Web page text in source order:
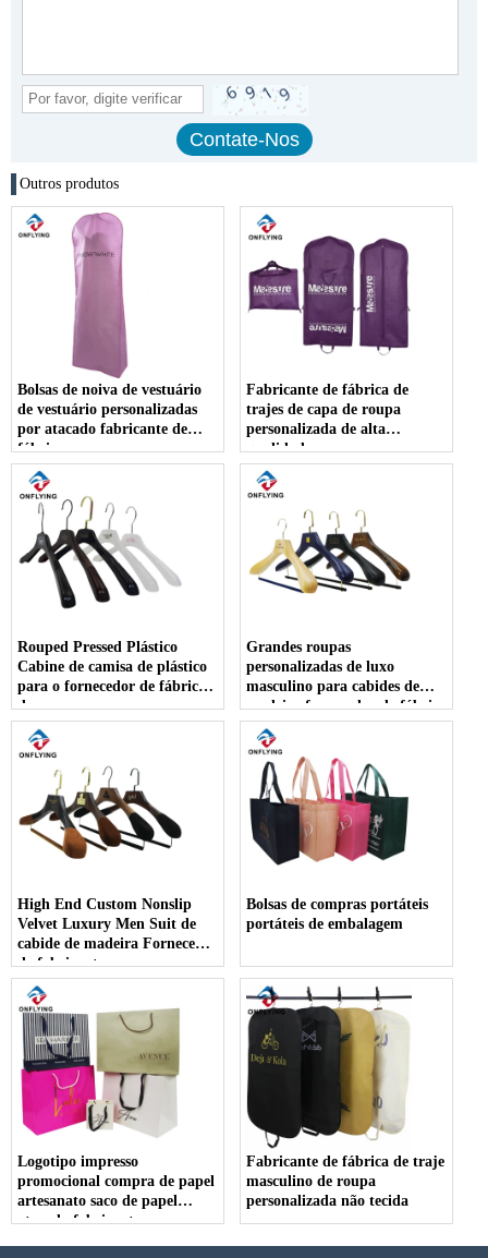
Outros produtos
Bolsas de noiva de vestuário
de vestuário personalizadas
por atacado fabricante de
fábrica
Fabricante de fábrica de
trajes de capa de roupa
personalizada de alta
qualidade
Rouped Pressed Plástico
Cabine de camisa de plástico
para o fornecedor de fábrica
de roupas
Grandes roupas
personalizadas de luxo
masculino para cabides de
madeira fornecedor de fábrica
High End Custom Nonslip
Velvet Luxury Men Suit de
cabide de madeira Fornecedor
de fabricante
Bolsas de compras portáteis
portáteis de embalagem
Logotipo impresso
promocional compra de papel
artesanato saco de papel
atacado fabricante
Fabricante de fábrica de traje
masculino de roupa
personalizada não tecida